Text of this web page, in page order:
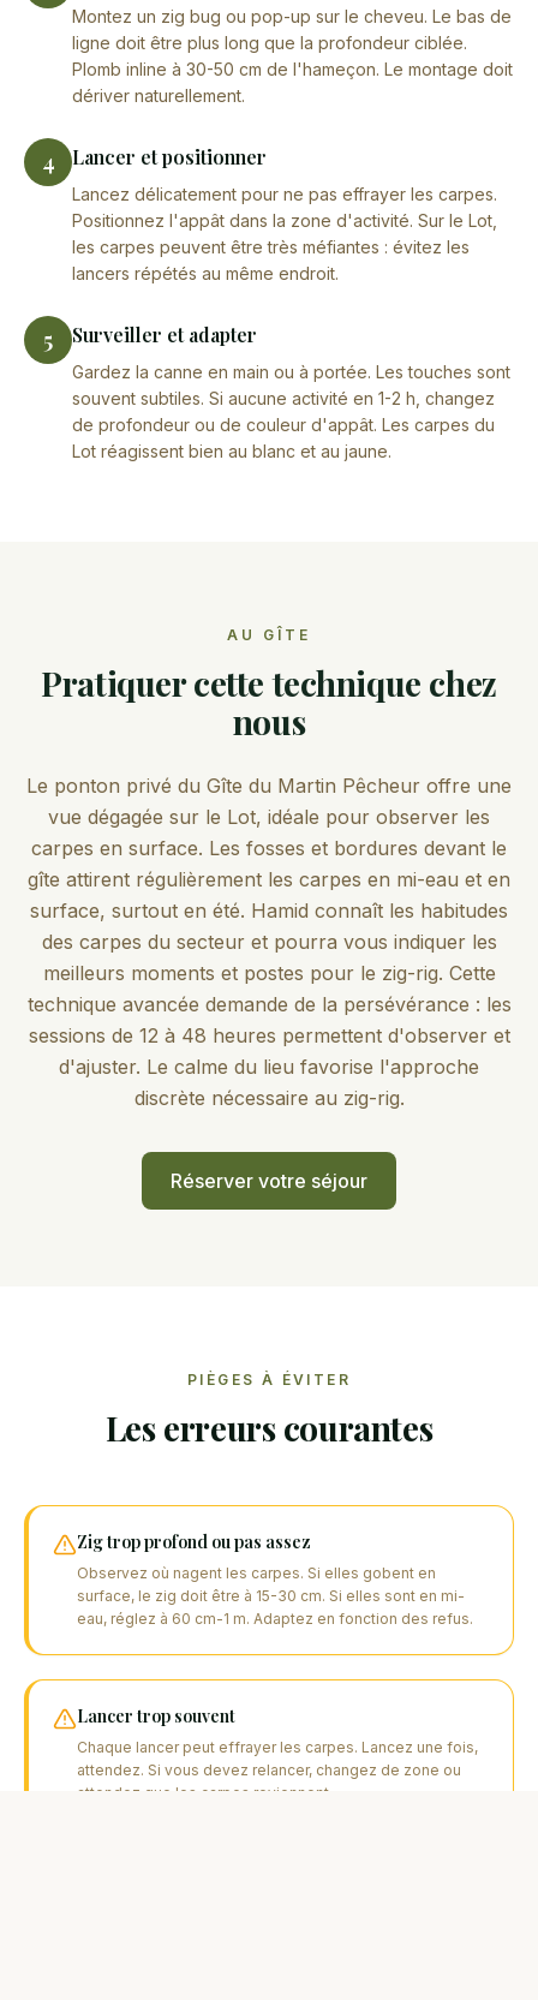
Montez un zig bug ou pop-up sur le cheveu. Le bas de
ligne doit être plus long que la profondeur ciblée.
Plomb inline à 30-50 cm de l'hameçon. Le montage doit
dériver naturellement.
4 Lancer et positionner
Lancez délicatement pour ne pas effrayer les carpes.
Positionnez l'appât dans la zone d'activité. Sur le Lot,
les carpes peuvent être très méfiantes : évitez les
lancers répétés au même endroit.
5 Surveiller et adapter
Gardez la canne en main ou à portée. Les touches sont
souvent subtiles. Si aucune activité en 1-2 h, changez
de profondeur ou de couleur d'appât. Les carpes du
Lot réagissent bien au blanc et au jaune.
AU GÎTE
Pratiquer cette technique chez
nous
Le ponton privé du Gîte du Martin Pêcheur offre une
vue dégagée sur le Lot, idéale pour observer les
carpes en surface. Les fosses et bordures devant le
gîte attirent régulièrement les carpes en mi-eau et en
surface, surtout en été. Hamid connaît les habitudes
des carpes du secteur et pourra vous indiquer les
meilleurs moments et postes pour le zig-rig. Cette
technique avancée demande de la persévérance : les
sessions de 12 à 48 heures permettent d'observer et
d'ajuster. Le calme du lieu favorise l'approche
discrète nécessaire au zig-rig.
Réserver votre séjour
PIÈGES À ÉVITER
Les erreurs courantes
Zig trop profond ou pas assez
Observez où nagent les carpes. Si elles gobent en
surface, le zig doit être à 15-30 cm. Si elles sont en mi-
eau, réglez à 60 cm-1 m. Adaptez en fonction des refus.
Lancer trop souvent
Chaque lancer peut effrayer les carpes. Lancez une fois,
attendez. Si vous devez relancer, changez de zone ou
attendez que les carpes reviennent.